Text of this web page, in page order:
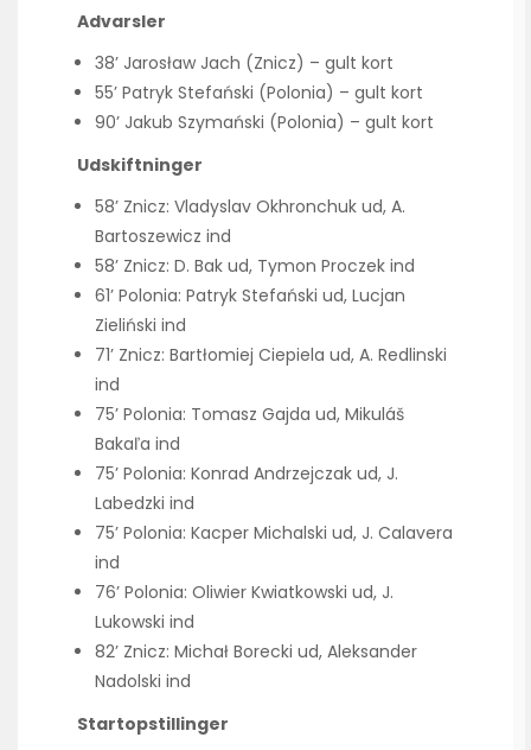
Advarsler
38’ Jarosław Jach (Znicz) – gult kort
55’ Patryk Stefański (Polonia) – gult kort
90’ Jakub Szymański (Polonia) – gult kort
Udskiftninger
58’ Znicz: Vladyslav Okhronchuk ud, A.
Bartoszewicz ind
58’ Znicz: D. Bak ud, Tymon Proczek ind
61’ Polonia: Patryk Stefański ud, Lucjan
Zieliński ind
71’ Znicz: Bartłomiej Ciepiela ud, A. Redlinski
ind
75’ Polonia: Tomasz Gajda ud, Mikuláš
Bakaľa ind
75’ Polonia: Konrad Andrzejczak ud, J.
Labedzki ind
75’ Polonia: Kacper Michalski ud, J. Calavera
ind
76’ Polonia: Oliwier Kwiatkowski ud, J.
Lukowski ind
82’ Znicz: Michał Borecki ud, Aleksander
Nadolski ind
Startopstillinger